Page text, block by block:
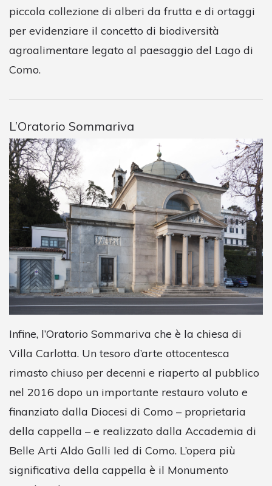
piccola collezione di alberi da frutta e di ortaggi
per evidenziare il concetto di biodiversità
agroalimentare legato al paesaggio del Lago di
Como.
L’Oratorio Sommariva
Infine, l’Oratorio Sommariva che è la chiesa di
Villa Carlotta. Un tesoro d’arte ottocentesca
rimasto chiuso per decenni e riaperto al pubblico
nel 2016 dopo un importante restauro voluto e
finanziato dalla Diocesi di Como – proprietaria
della cappella – e realizzato dalla Accademia di
Belle Arti Aldo Galli Ied di Como. L’opera più
significativa della cappella è il Monumento